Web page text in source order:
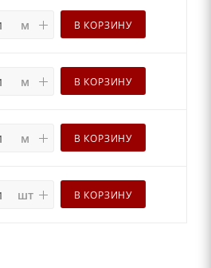
м В КОРЗИНУ
м В КОРЗИНУ
м В КОРЗИНУ
шт В КОРЗИНУ